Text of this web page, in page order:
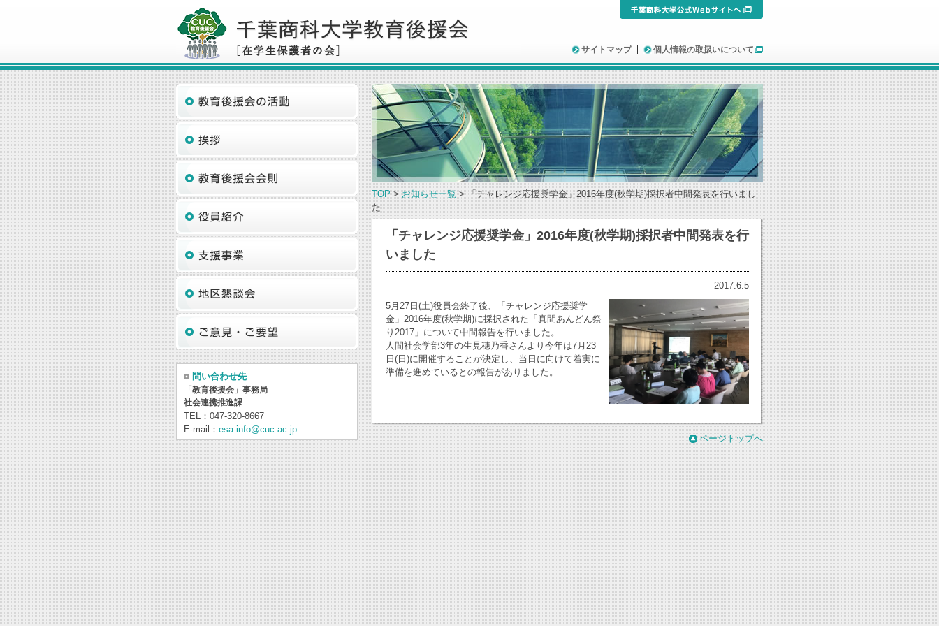
サイトマップ 個人情報の取扱いについて
問い合わせ先
「教育後援会」事務局
社会連携推進課
TEL：047-320-8667
E-mail： esa-info@cuc.ac.jp
TOP>お知らせ一覧> 「チャレンジ応援奨学金」2016年度(秋学期)採択者中間発表を行いまし
た
「チャレンジ応援奨学金」2016年度(秋学期)採択者中間発表を行
いました
2017.6.5
5月27日(土)役員会終了後、「チャレンジ応援奨学
金」2016年度(秋学期)に採択された「真間あんどん祭
り2017」について中間報告を行いました。
人間社会学部3年の生見穂乃香さんより今年は7月23
日(日)に開催することが決定し、当日に向けて着実に
準備を進めているとの報告がありました。
ページトップへ